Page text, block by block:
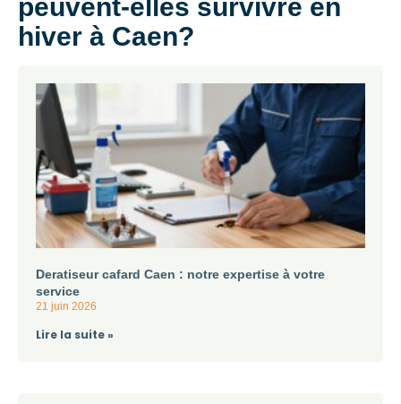
peuvent-elles survivre en
hiver à Caen?
Deratiseur cafard Caen : notre expertise à votre
service
21 juin 2026
Lire la suite »